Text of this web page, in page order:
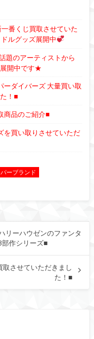
番くじ買取させていた
ルグッズ展開中
のアーティストから
展開中です★
ーダイバーズ 大量買い取
！■
商品のご紹介■
を買い取りさせていただ
ーブランド
リーハウゼンのファンタ
作シリーズ■
取させていただきまし
た！■